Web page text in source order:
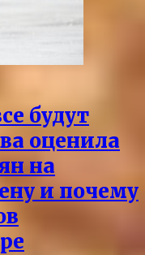
будут
оценила
на
и почему